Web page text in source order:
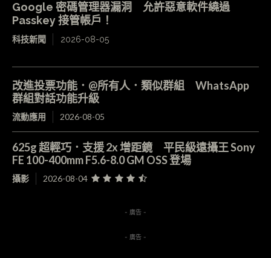
Google 密碼管理器漏洞 允許惡意軟件繞過
Passkey 接管帳戶！
科技新聞 2026-08-05
改進投票功能．@所有人．類似群組 WhatsApp
群組對話功能升級
流動應用 2026-08-05
625g 超輕巧．支援 2x 增距鏡 平民級遠攝王 Sony
FE 100-400mm F5.6-8.0 GM OSS 登場
攝影 2026-08-04
- 廣告 -
- 廣告 -